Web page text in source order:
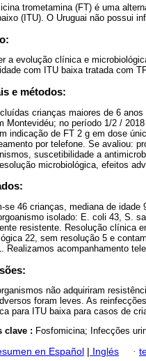
trometamina (FT) é uma
(ITU). O Uruguai não possui
a evolução clínica e
com ITU baixa tratada com
e métodos:
crianças maiores de 6
Montevidéu; no período 1/2 /
indicação de FT 2 g em dose
por telefone. Se avaliou:
suscetibilidade a
microbiológica, efeitos
se 46 crianças, mediana de
isolado: E. coli 43, S.
resistente. Resolução clínica
22, sem resolução 5 e
Realizamos acompanhamento
não adquiriram
foram leves. As
para ITU baixa para casos de
clave : Fosfomicina; Infecções
en Español Inglés ·